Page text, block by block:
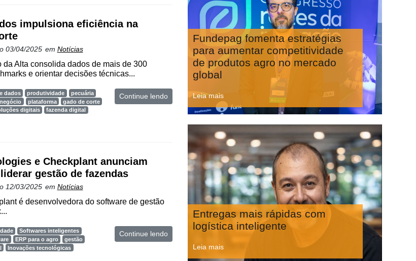
impulsiona eficiência na
03/04/2025 em Notícias
da Alta consolida dados de mais de 300
e orientar decisões técnicas...
dados produtividade
pecuária
plataforma
gado de corte
digitais
fazenda digital
Continue lendo
e Checkplant anunciam
gestão de fazendas
12/03/2025 em Notícias
é desenvolvedora do software de gestão
Softwares inteligentes
ERP para o agro
gestão
Inovações tecnológicas
Continue lendo
Fundepag fomenta estratégias
para aumentar competitividade
de produtos agro no mercado
global
Leia mais
Entregas mais rápidas com
logística inteligente
Leia mais